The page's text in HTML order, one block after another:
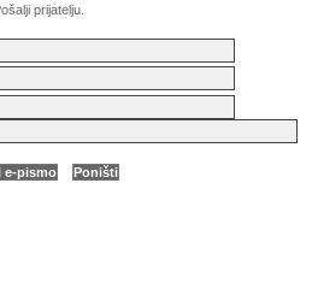
prijatelju.